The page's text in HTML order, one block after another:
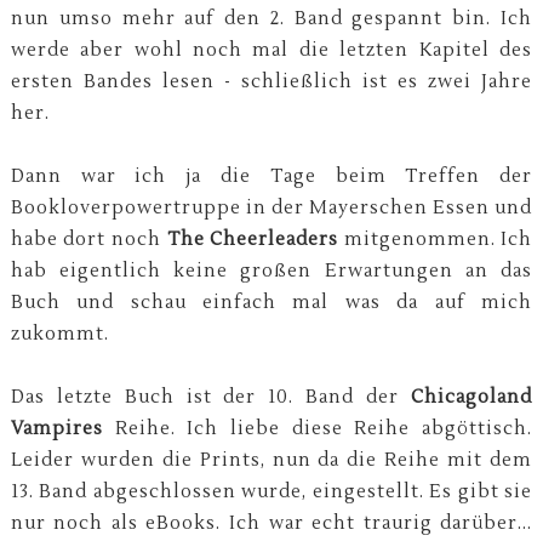
nun umso mehr auf den 2. Band gespannt bin. Ich
werde aber wohl noch mal die letzten Kapitel des
ersten Bandes lesen - schließlich ist es zwei Jahre
her.
Dann war ich ja die Tage beim Treffen der
Bookloverpowertruppe in der Mayerschen Essen und
habe dort noch The Cheerleaders mitgenommen. Ich
hab eigentlich keine großen Erwartungen an das
Buch und schau einfach mal was da auf mich
zukommt.
Das letzte Buch ist der 10. Band derChicagoland
Vampires Reihe. Ich liebe diese Reihe abgöttisch.
Leider wurden die Prints, nun da die Reihe mit dem
13. Band abgeschlossen wurde, eingestellt. Es gibt sie
nur noch als eBooks. Ich war echt traurig darüber...